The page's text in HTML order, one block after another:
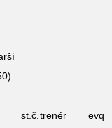
st.č. trenér
evq